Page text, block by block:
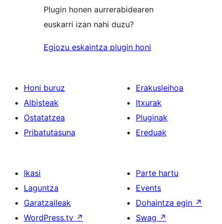
Plugin honen aurrerabidearen
euskarri izan nahi duzu?
Egiozu eskaintza plugin honi
Honi buruz
Albisteak
Ostatatzea
Pribatutasuna
Erakusleihoa
Itxurak
Pluginak
Ereduak
Ikasi
Laguntza
Garatzaileak
WordPress.tv ↗
Parte hartu
Events
Dohaintza egin ↗
Swag ↗